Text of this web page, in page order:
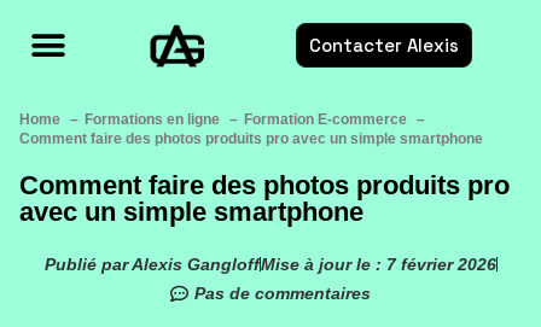
Contacter Alexis
Home Formations en ligne
Formation E-commerce
Comment faire des photos produits pro avec un simple smartphone
Comment faire des photos produits pro
avec un simple smartphone
Publié par Alexis GangloffMise à jour le : 7 février 2026
Pas de commentaires